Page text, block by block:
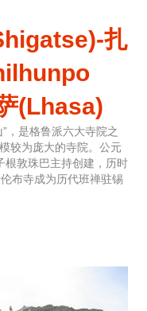
扎
(Lhasa)
，是格鲁派六大寺院之
较为庞大的寺院。公元
根敦珠巴主持创建，历时
布寺成为历代班禅驻锡